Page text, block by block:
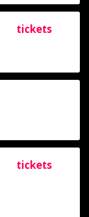
tickets
tickets